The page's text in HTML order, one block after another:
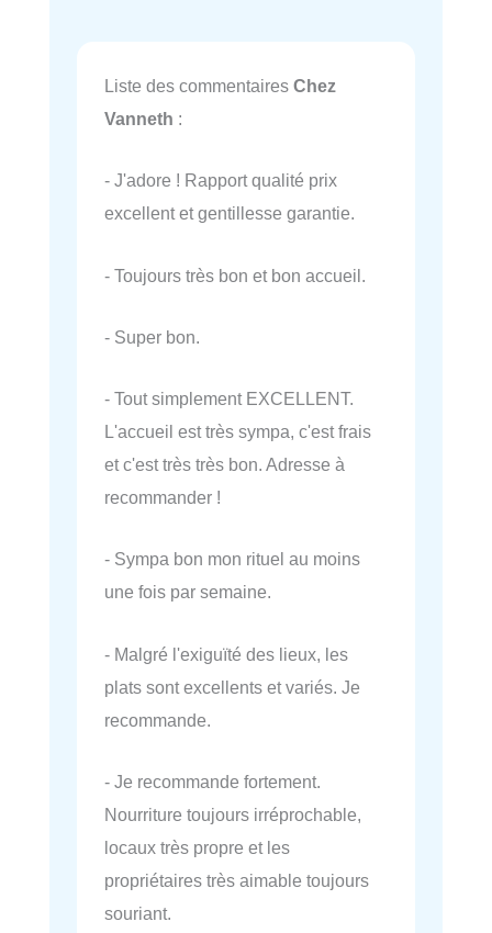
Liste des commentaires Chez
Vanneth :
- J'adore ! Rapport qualité prix
excellent et gentillesse garantie.
- Toujours très bon et bon accueil.
- Super bon.
- Tout simplement EXCELLENT.
L'accueil est très sympa, c'est frais
et c'est très très bon. Adresse à
recommander !
- Sympa bon mon rituel au moins
une fois par semaine.
- Malgré l'exiguïté des lieux, les
plats sont excellents et variés. Je
recommande.
- Je recommande fortement.
Nourriture toujours irréprochable,
locaux très propre et les
propriétaires très aimable toujours
souriant.